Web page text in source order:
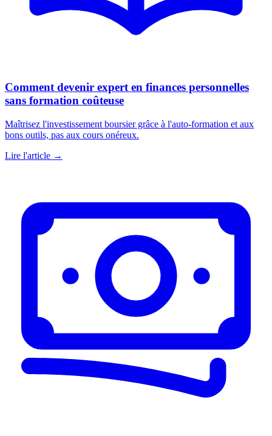
Comment devenir expert en finances personnelles
sans formation coûteuse
Maîtrisez l'investissement boursier grâce à l'auto-formation et aux
bons outils, pas aux cours onéreux.
Lire l'article →